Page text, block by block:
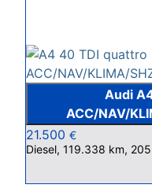
Audi
ACC/NAV/
21.500 €
Diesel, 119.338 km,